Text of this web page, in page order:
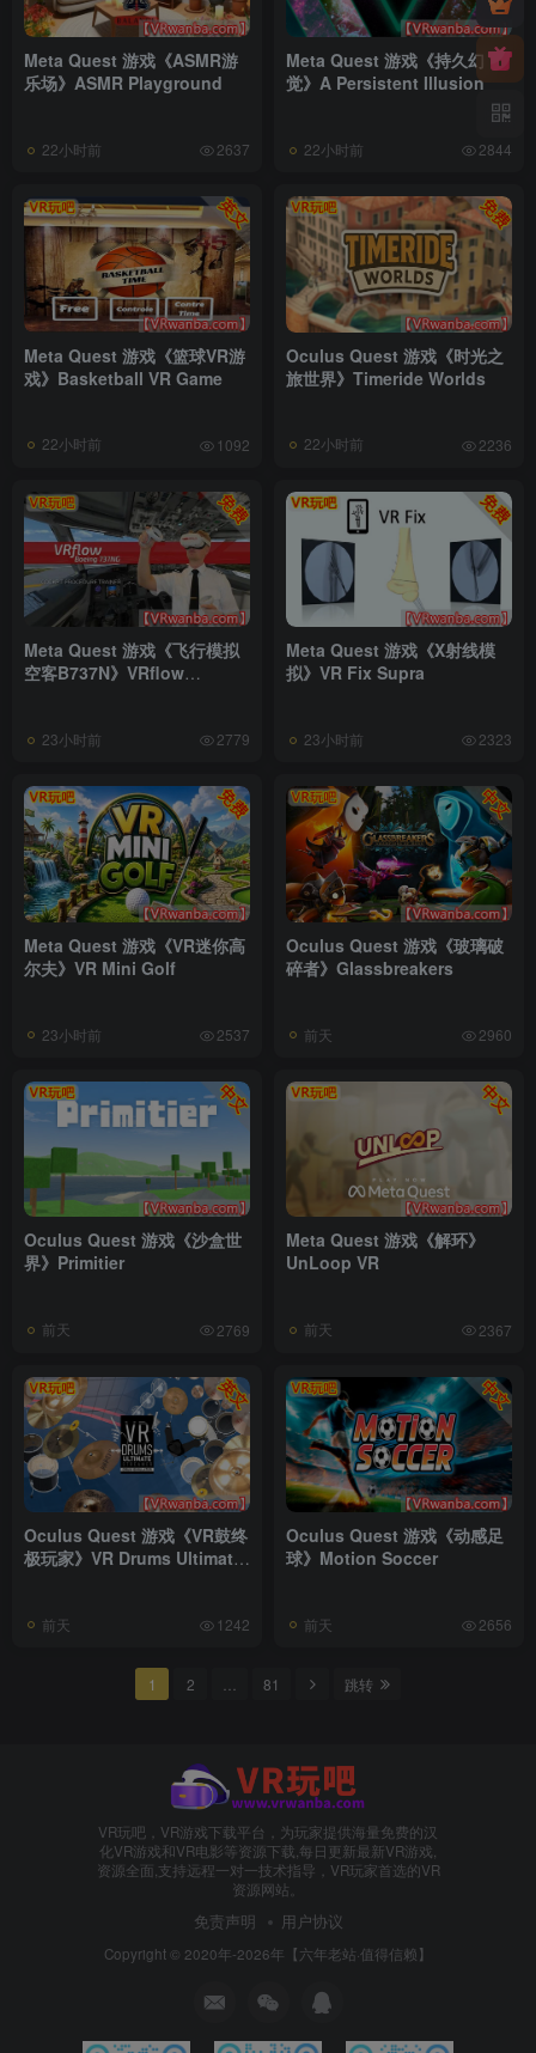
Meta Quest 游戏《ASMR游
乐场》ASMR Playground
22小时前 2637
Meta Quest 游戏《持久幻
觉》A Persistent Illusion
22小时前 2844
Meta Quest 游戏《篮球VR游
戏》Basketball VR Game
22小时前 1092
Oculus Quest 游戏《时光之
旅世界》Timeride Worlds
22小时前 2236
Meta Quest 游戏《飞行模拟
空客B737N》VRflow
23小时前 2779
Meta Quest 游戏《X射线模
拟》VR Fix Supra
23小时前 2323
Meta Quest 游戏《VR迷你高
尔夫》VR Mini Golf
23小时前 2537
Oculus Quest 游戏《玻璃破
碎者》Glassbreakers
前天 2960
Oculus Quest 游戏《沙盒世
界》Primitier
前天 2769
Meta Quest 游戏《解环》
UnLoop VR
前天 2367
Oculus Quest 游戏《VR鼓终
极玩家》VR Drums Ultimate
前天 1242
Oculus Quest 游戏《动感足
球》Motion Soccer
前天 2656
1 2 81 跳转
VR玩吧，VR游戏下载平台，为玩家提供海量免费的汉
化VR游戏和VR电影等资源下载,每日更新最新VR游戏,
资源全面,支持远程一对一技术指导，VR玩家首选的VR
资源网站。
免责声明 用户协议
Copyright © 2020年-2026年【六年老站·值得信赖】